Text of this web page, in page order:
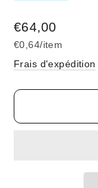
Prix
régulier
€64,00
€0,64/item
Frais d'expédition